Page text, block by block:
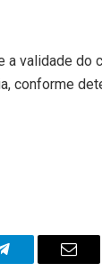
validade do
conforme
Telegram